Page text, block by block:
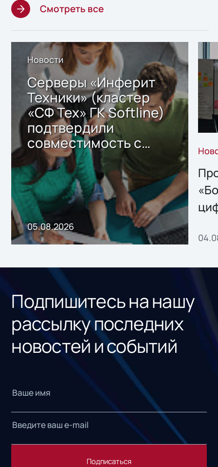
Смотреть все
Новости
Серверы «Инферит
Техники» (кластер
«СФ Тех» ГК Softline)
подтвердили
совместимость с
решением Sharx
Storage 2.x для
хранения данных
05.08.2026
Подпишитесь на нашу
рассылку последних
новостей и событий
Подписаться